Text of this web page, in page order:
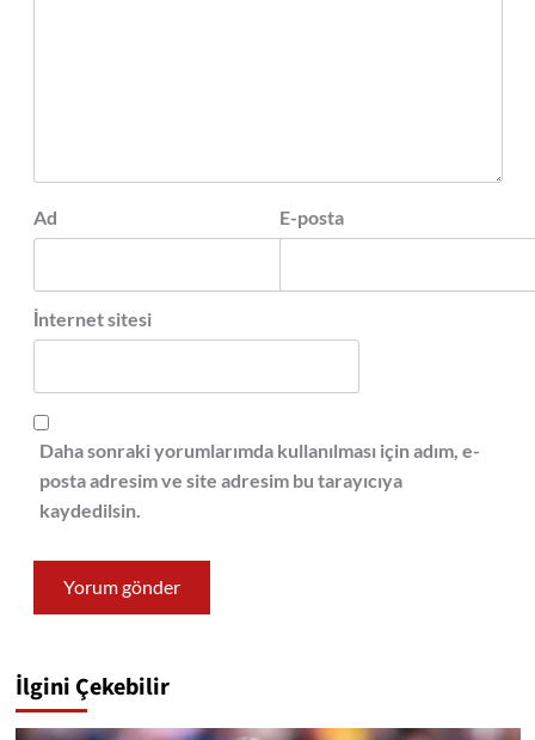
Ad E-posta
İnternet sitesi
Daha sonraki yorumlarımda kullanılması için adım, e-
posta adresim ve site adresim bu tarayıcıya
kaydedilsin.
İlgini Çekebilir